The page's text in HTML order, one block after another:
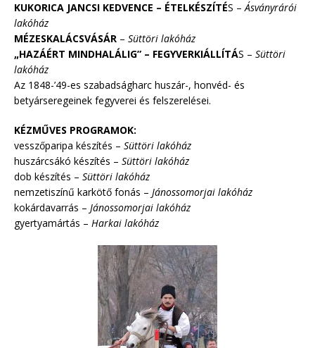
KUKORICA JANCSI KEDVENCE – ÉTELKÉSZÍTÉS –Ásványrárói
lakóház
MÉZESKALÁCSVÁSÁR – Süttöri lakóház
„HAZÁÉRT MINDHALÁLIG” – FEGYVERKIÁLLÍTÁS – Süttöri
lakóház
Az 1848-’49-es szabadságharc huszár-, honvéd- és
betyárseregeinek fegyverei és felszerelései.
KÉZMŰVES PROGRAMOK:
vesszőparipa készítés – Süttöri lakóház
huszárcsákó készítés – Süttöri lakóház
dob készítés – Süttöri lakóház
nemzetiszínű karkötő fonás – Jánossomorjai lakóház
kokárdavarrás – Jánossomorjai lakóház
gyertyamártás – Harkai lakóház